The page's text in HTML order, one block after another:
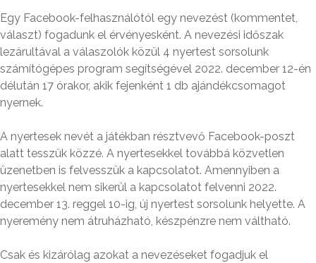
Egy Facebook-felhasználótól egy nevezést (kommentet,
választ) fogadunk el érvényesként. A nevezési időszak
lezárultával a válaszolók közül 4 nyertest sorsolunk
számítógépes program segítségével 2022. december 12-én
délután 17 órakor, akik fejenként 1 db ajándékcsomagot
nyernek.
A nyertesek nevét a játékban résztvevő Facebook-poszt
alatt tesszük közzé. A nyertesekkel továbbá közvetlen
üzenetben is felvesszük a kapcsolatot. Amennyiben a
nyertesekkel nem sikerül a kapcsolatot felvenni 2022.
december 13. reggel 10-ig, új nyertest sorsolunk helyette. A
nyeremény nem átruházható, készpénzre nem váltható.
Csak és kizárólag azokat a nevezéseket fogadjuk el